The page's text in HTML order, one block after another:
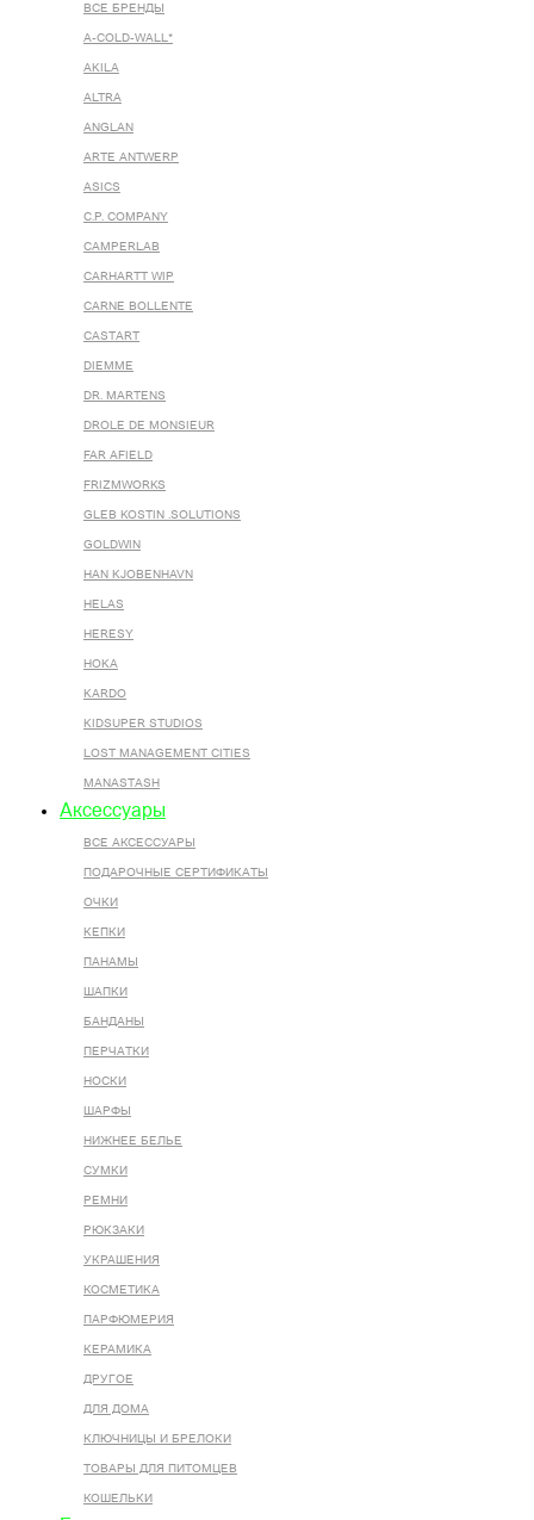
ВСЕ БРЕНДЫ
A-COLD-WALL*
AKILA
ALTRA
ANGLAN
ARTE ANTWERP
ASICS
C.P. COMPANY
CAMPERLAB
CARHARTT WIP
CARNE BOLLENTE
CASTART
DIEMME
DR. MARTENS
DROLE DE MONSIEUR
FAR AFIELD
FRIZMWORKS
GLEB KOSTIN .SOLUTIONS
GOLDWIN
HAN KJOBENHAVN
HELAS
HERESY
HOKA
KARDO
KIDSUPER STUDIOS
LOST MANAGEMENT CITIES
MANASTASH
Аксессуары
ВСЕ AКСЕССУАРЫ
ПОДАРОЧНЫЕ СЕРТИФИКАТЫ
ОЧКИ
КЕПКИ
ПАНАМЫ
ШАПКИ
БАНДАНЫ
ПЕРЧАТКИ
НОСКИ
ШАРФЫ
НИЖНЕЕ БЕЛЬЕ
СУМКИ
РЕМНИ
РЮКЗАКИ
УКРАШЕНИЯ
КОСМЕТИКА
ПАРФЮМЕРИЯ
КЕРАМИКА
ДРУГОЕ
ДЛЯ ДОМА
КЛЮЧНИЦЫ И БРЕЛОКИ
ТОВАРЫ ДЛЯ ПИТОМЦЕВ
КОШЕЛЬКИ